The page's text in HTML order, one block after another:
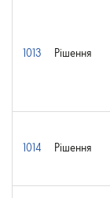
1013 Рішення
1014 Рішення